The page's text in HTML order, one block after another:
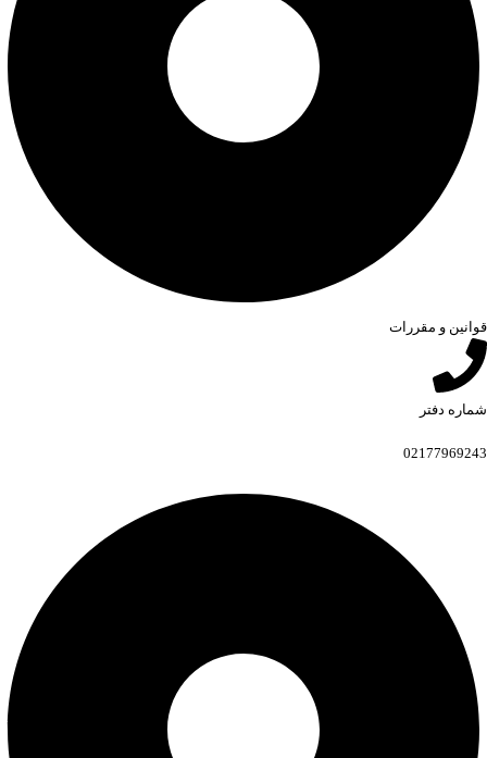
قوانین و مقررات
شماره دفتر
02177969243